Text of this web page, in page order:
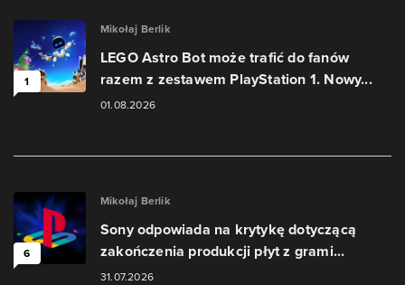
1
Mikołaj Berlik
LEGO Astro Bot może trafić do fanów
razem z zestawem PlayStation 1. Nowy...
01.08.2026
6
Mikołaj Berlik
Sony odpowiada na krytykę dotyczącą
zakończenia produkcji płyt z grami...
31.07.2026